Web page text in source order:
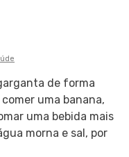
SOCIAIS
de forma
uma banana,
uma bebida mais
morna e sal, por